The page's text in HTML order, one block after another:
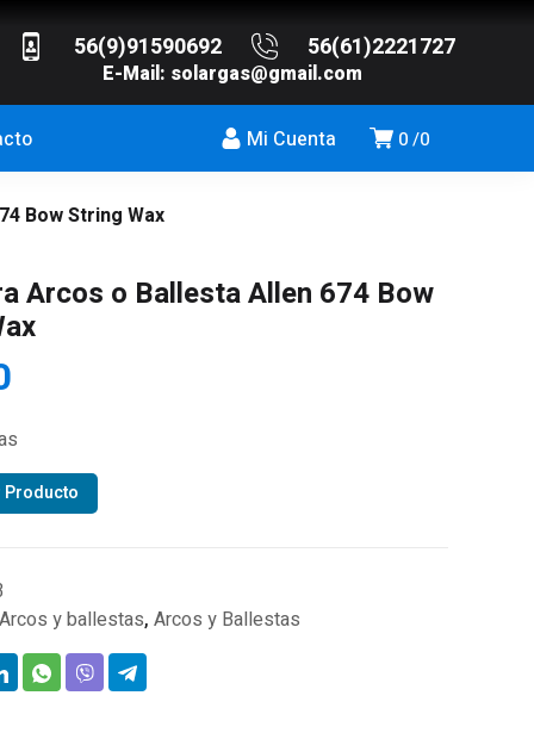
56(9)91590692 56(61)2221727
E-Mail: solargas@gmail.com
0 0
Mi Cuenta
Bow String Wax
Arcos o Ballesta Allen 674 Bow
Arcos y ballestas, Arcos y Ballestas